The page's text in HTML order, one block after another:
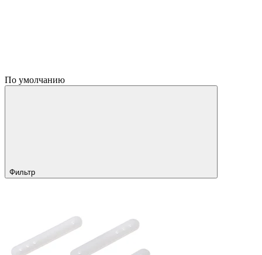
По умолчанию
Фильтр